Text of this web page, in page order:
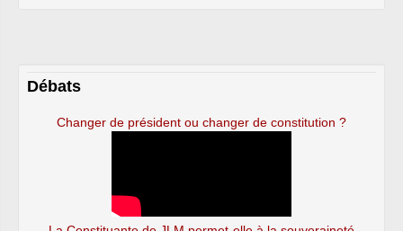
Débats
Changer de président ou changer de constitution ?